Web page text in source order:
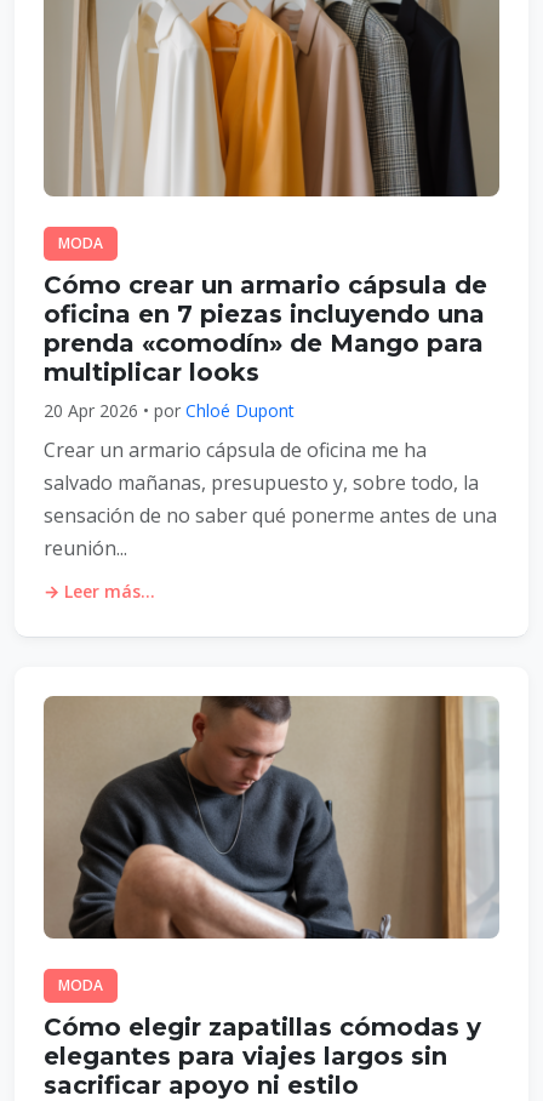
MODA
Cómo crear un armario cápsula de
oficina en 7 piezas incluyendo una
prenda «comodín» de Mango para
multiplicar looks
20 Apr 2026 • por Chloé Dupont
Crear un armario cápsula de oficina me ha
salvado mañanas, presupuesto y, sobre todo, la
sensación de no saber qué ponerme antes de una
reunión...
→ Leer más...
MODA
Cómo elegir zapatillas cómodas y
elegantes para viajes largos sin
sacrificar apoyo ni estilo